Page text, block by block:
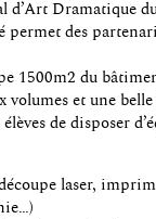
d’Art Dramatique
permet des
1500m2 du
volumes et une
de disposer
laser,